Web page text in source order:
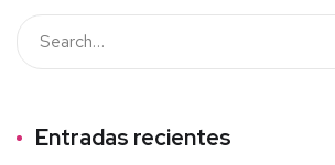
Entradas recientes